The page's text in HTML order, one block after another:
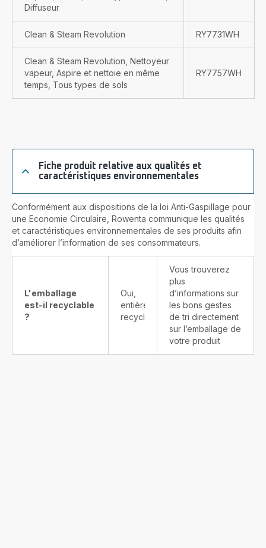
Diffuseur
Clean & Steam Revolution RY7731WH
Clean & Steam Revolution, Nettoyeur
vapeur, Aspire et nettoie en même
temps, Tous types de sols
RY7757WH
Fiche produit relative aux qualités et
caractéristiques environnementales
Conformément aux dispositions de la loi Anti-Gaspillage pour
une Economie Circulaire, Rowenta communique les qualités
et caractéristiques environnementales de ses produits afin
d’améliorer l’information de ses consommateurs.
L'emballage
est-il recyclable
?
Oui,
entièrement
recyclable
Vous trouverez
plus
d’informations sur
les bons gestes
de tri directement
sur l’emballage de
votre produit